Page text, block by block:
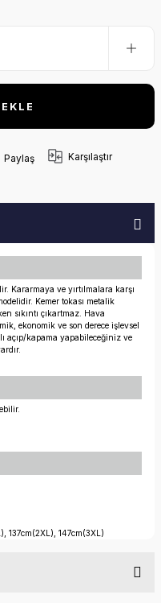
Paylaş Karşılaştır
Kararmaya ve yırtılmalara karşı
Kemer tokası metalik
sıkıntı çıkartmaz. Hava
ekonomik ve son derece işlevsel
açıp/kapama yapabileceğiniz ve
137cm(2XL), 147cm(3XL)